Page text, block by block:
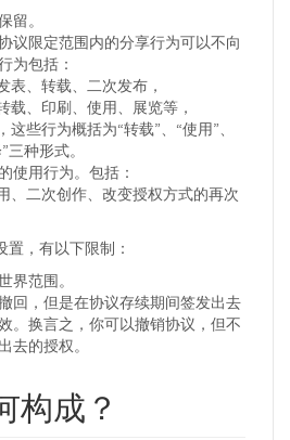
留。
议限定范围内的分享行为可以不向
为包括：
表、转载、二次发布，
载、印刷、使用、展览等，
这些行为概括为“转载”、“使用”、
三种形式。
使用行为。包括：
、二次创作、改变授权方式的再次
置，有以下限制：
界范围。
回，但是在协议存续期间签发出去
。换言之，你可以撤销协议，但不
去的授权。
构成？